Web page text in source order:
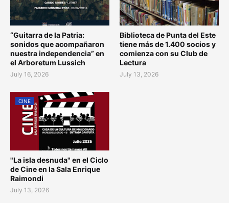
“Guitarra de la Patria:
sonidos que acompañaron
nuestra independencia” en
el Arboretum Lussich
July 16, 2026
Biblioteca de Punta del Este
tiene más de 1.400 socios y
comienza con su Club de
Lectura
July 13, 2026
CINE
"La isla desnuda" en el Ciclo
de Cine en la Sala Enrique
Raimondi
July 13, 2026